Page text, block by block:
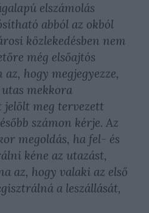
elszámolás
abból az okból
közlekedésben nem
még elsőajtós
az, hogy megjegyezze,
mekkora
jelölt meg tervezett
számon kérje. Az
megoldás, ha fel- és
kéne az utazást,
az, hogy valaki az első
a leszállását,